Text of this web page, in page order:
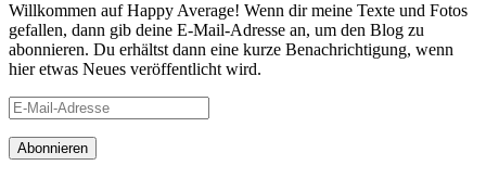
Willkommen auf Happy Average! Wenn dir meine Texte und Fotos
gefallen, dann gib deine E-Mail-Adresse an, um den Blog zu
abonnieren. Du erhältst dann eine kurze Benachrichtigung, wenn
hier etwas Neues veröffentlicht wird.
E-
Mail-
Adresse
Abonnieren